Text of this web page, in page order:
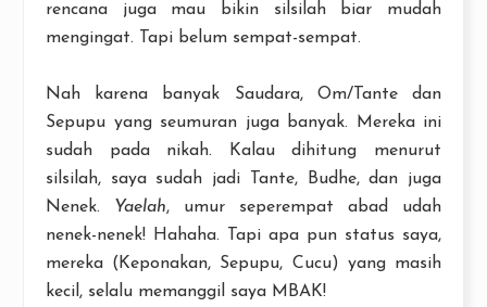
rencana juga mau bikin silsilah biar mudah
mengingat. Tapi belum sempat-sempat.
Nah karena banyak Saudara, Om/Tante dan
Sepupu yang seumuran juga banyak. Mereka ini
sudah pada nikah. Kalau dihitung menurut
silsilah, saya sudah jadi Tante, Budhe, dan juga
Nenek.
Yaelah, umur seperempat abad udah
nenek-nenek! Hahaha. Tapi apa pun status saya,
mereka (Keponakan, Sepupu, Cucu) yang masih
kecil, selalu memanggil saya MBAK!